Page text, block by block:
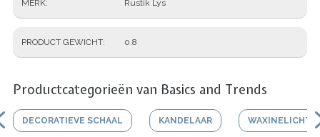
MERK Rustik Lys
PRODUCT GEWICHT 0.8
Productcategorieën van Basics and Trends
DECORATIEVE SCHAAL KANDELAAR